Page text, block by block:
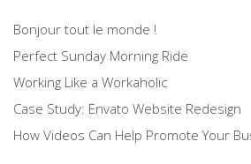
Bonjour tout le monde !
Perfect Sunday Morning Ride
Working Like a Workaholic
Case Study: Envato Website Redesign
How Videos Can Help Promote Your